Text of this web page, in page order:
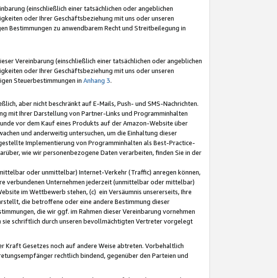
(einschließlich einer tatsächlichen oder angeblichen
oder Ihrer Geschäftsbeziehung mit uns oder unseren
Bestimmungen zu anwendbarem Recht und Streitbeilegung in
Vereinbarung (einschließlich einer tatsächlichen oder angeblichen
oder Ihrer Geschäftsbeziehung mit uns oder unseren
Steuerbestimmungen in Anhang 3.
aber nicht beschränkt auf E-Mails, Push- und SMS-Nachrichten.
mit Ihrer Darstellung von Partner-Links und Programminhalten
vor dem Kauf eines Produkts auf der Amazon-Website über
und anderweitig untersuchen, um die Einhaltung dieser
Implementierung von Programminhalten als Best-Practice-
wie wir personenbezogene Daten verarbeiten, finden Sie in der
oder unmittelbar) Internet-Verkehr (Traffic) anregen können,
verbundenen Unternehmen jederzeit (unmittelbar oder mittelbar)
im Wettbewerb stehen, (c) ein Versäumnis unsererseits, Ihre
die betroffene oder eine andere Bestimmung dieser
die wir ggf. im Rahmen dieser Vereinbarung vornehmen
sie schriftlich durch unseren bevollmächtigten Vertreter vorgelegt
Kraft Gesetzes noch auf andere Weise abtreten. Vorbehaltlich
rechtlich bindend, gegenüber den Parteien und